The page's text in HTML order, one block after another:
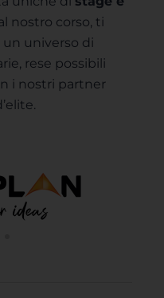
nostro corso, ti
universo di
rese possibili
i nostri partner